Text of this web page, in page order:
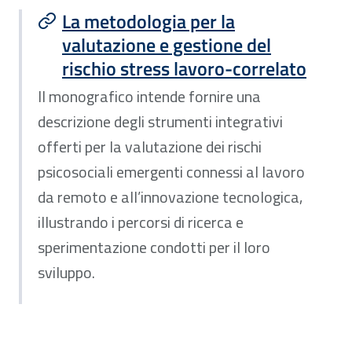
La metodologia per la
valutazione e gestione del
rischio stress lavoro-correlato
Il monografico intende fornire una
descrizione degli strumenti integrativi
offerti per la valutazione dei rischi
psicosociali emergenti connessi al lavoro
da remoto e all’innovazione tecnologica,
illustrando i percorsi di ricerca e
sperimentazione condotti per il loro
sviluppo.